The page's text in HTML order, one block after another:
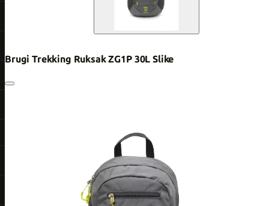
Brugi Trekking Ruksak ZG1P 30L Slike